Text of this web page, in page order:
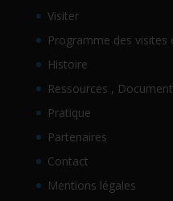
Visiter
Programme des visites
Histoire
Ressources ,
Pratique
Partenaires
Contact
Mentions légales